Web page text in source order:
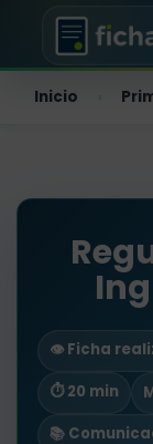
Inicio
👁️ Ficha
⏱ 20 min
📚